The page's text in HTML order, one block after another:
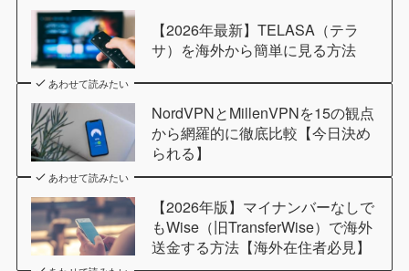
【2026年最新】TELASA（テラ
サ）を海外から簡単に見る方法
あわせて読みたい
NordVPNとMillenVPNを15の観点
から網羅的に徹底比較【今日決め
られる】
あわせて読みたい
【2026年版】マイナンバーなしで
もWise（旧TransferWise）で海外
送金する方法【海外在住者必見】